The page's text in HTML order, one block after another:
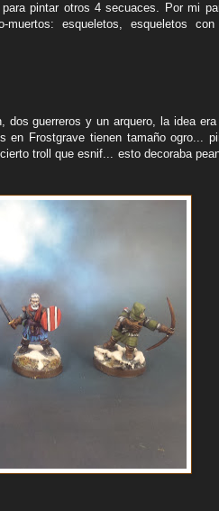
pintar otros 4 secuaces. Por mi
esqueletos, esqueletos con
guerreros y un arquero, la idea
Frostgrave tienen tamaño ogro...
troll que esnif... esto decoraba